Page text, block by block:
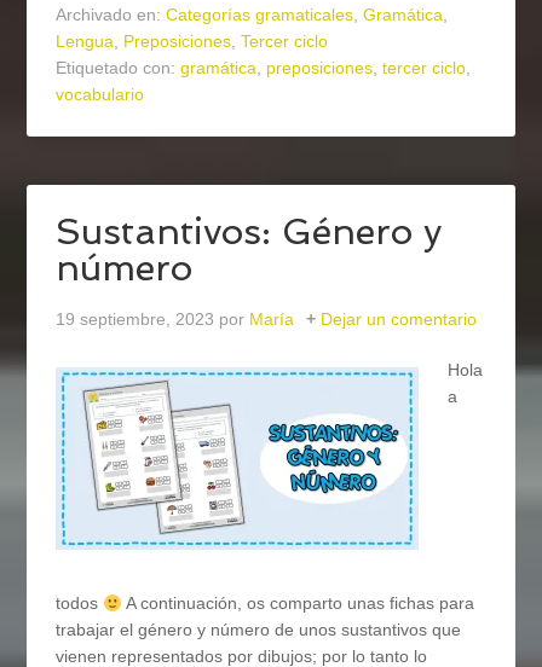
Archivado en:Categorías gramaticales,Gramática,
Lengua, Preposiciones,Tercer ciclo
Etiquetado con:gramática, preposiciones,tercer ciclo,
vocabulario
Sustantivos: Género y
número
19 septiembre, 2023 por María Dejar un comentario
Hola
a
todos
A continuación, os comparto unas fichas para
trabajar el género y número de unos sustantivos que
vienen representados por dibujos; por lo tanto lo